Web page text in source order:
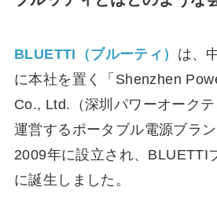
BLUETTI（ブルーティ） は、
に本社を置く「Shenzhen
Co., Ltd.（深圳パワーオーク
運営するポータブル電源ブラ
2009年に設立され、BLUETTI
に誕生しました。